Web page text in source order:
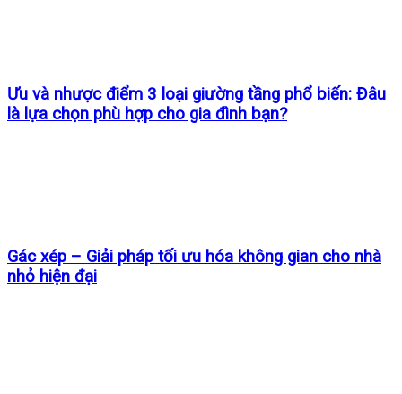
Ưu và nhược điểm 3 loại giường tầng phổ biến: Đâu
là lựa chọn phù hợp cho gia đình bạn?
Gác xép – Giải pháp tối ưu hóa không gian cho nhà
nhỏ hiện đại